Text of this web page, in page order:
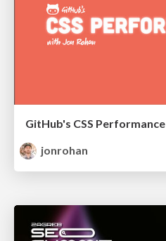
GitHub's CSS Performance
jonrohan